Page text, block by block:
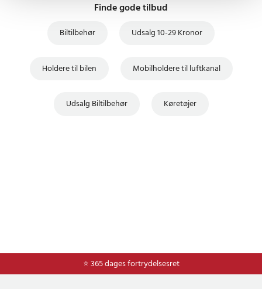
Finde gode tilbud
Biltilbehør Udsalg 10-29 Kronor
Holdere til bilen Mobilholdere til luftkanal
Udsalg Biltilbehør Køretøjer
⭐ 365 dages fortrydelsesret
⭐ Nem og sikker betaling med mobilepay og dankort